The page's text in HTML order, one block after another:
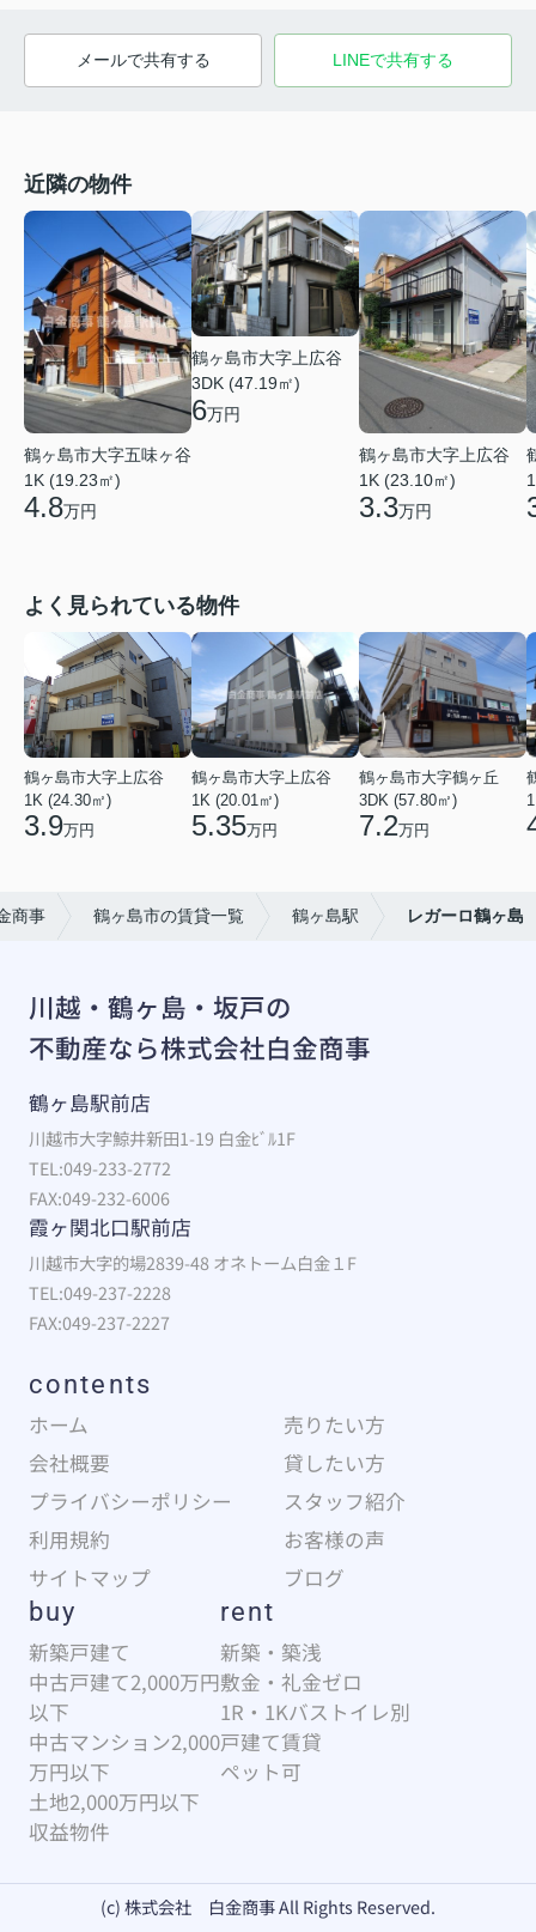
メールで共有する LINEで共有する
近隣の物件
鶴ヶ島市大字五味ヶ谷
1K (19.23㎡)
4.8万円
鶴ヶ島市大字上広谷
3DK (47.19㎡)
6万円
鶴ヶ島市大字上広谷
1K (23.10㎡)
3.3万円
よく見られている物件
鶴ヶ島市大字上広谷
1K (24.30㎡)
3.9万円
鶴ヶ島市大字上広谷
1K (20.01㎡)
5.35万円
鶴ヶ島市大字鶴ヶ丘
3DK (57.80㎡)
7.2万円
商事 鶴ヶ島市の賃貸一覧 鶴ヶ島駅 レガーロ鶴ヶ島
川越・鶴ヶ島・坂戸の
不動産なら株式会社白金商事
鶴ヶ島駅前店
川越市大字鯨井新田1-19 白金ﾋﾞﾙ1F
TEL:049-233-2772
FAX:049-232-6006
霞ヶ関北口駅前店
川越市大字的場2839-48 オネトーム白金１F
TEL:049-237-2228
FAX:049-237-2227
contents
ホーム
売りたい方
会社概要
貸したい方
プライバシーポリシー
スタッフ紹介
利用規約
お客様の声
サイトマップ
ブログ
buy
新築戸建て
中古戸建て2,000万円
以下
中古マンション2,000
万円以下
土地2,000万円以下
収益物件
rent
新築・築浅
敷金・礼金ゼロ
1R・1Kバストイレ別
戸建て賃貸
ペット可
(c) 株式会社 白金商事 All Rights Reserved.